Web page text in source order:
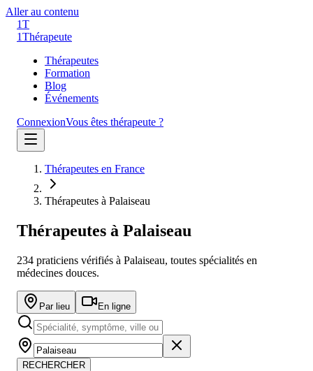
Aller au contenu
1T
1Thérapeute
Thérapeutes
Formation
Blog
Événements
ConnexionVous êtes thérapeute ?
Thérapeutes en France
Thérapeutes à Palaiseau
Thérapeutes à Palaiseau
234 praticiens vérifiés à Palaiseau, toutes spécialités en
médecines douces.
Par lieu En ligne
RECHERCHER